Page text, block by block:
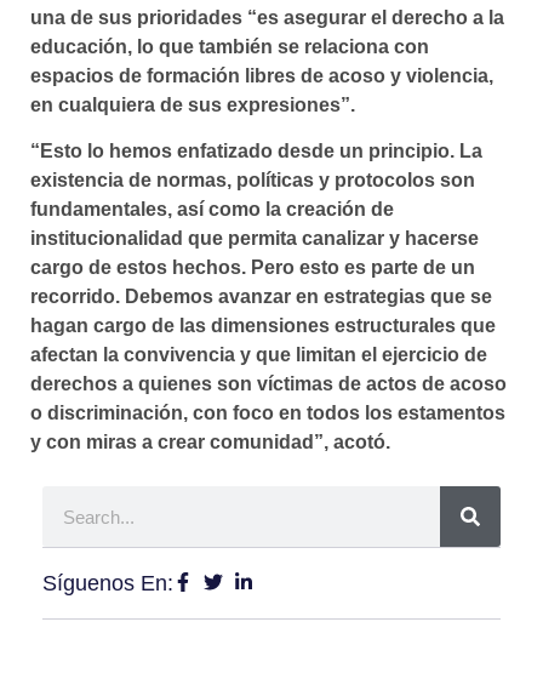
una de sus prioridades “es asegurar el derecho a la
educación, lo que también se relaciona con
espacios de formación libres de acoso y violencia,
en cualquiera de sus expresiones”.
“ Esto lo hemos enfatizado desde un principio. La
existencia de normas, políticas y protocolos son
fundamentales, así como la creación de
institucionalidad que permita canalizar y hacerse
cargo de estos hechos. Pero esto es parte de un
recorrido. Debemos avanzar en estrategias que se
hagan cargo de las dimensiones estructurales que
afectan la convivencia y que limitan el ejercicio de
derechos a quienes son víctimas de actos de acoso
o discriminación, con foco en todos los estamentos
y con miras a crear comunidad”, acotó.
Síguenos En: